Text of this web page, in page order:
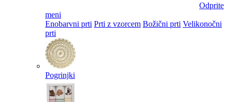
Odprite
meni
Enobarvni prti Prti z vzorcem Božični prti Velikonočni
prti​
Pogrinjki